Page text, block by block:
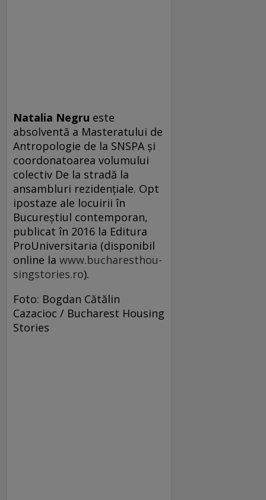
Natalia Negru este
absolventă a Masteratului de
Antropologie de la SNSPA şi
coordonatoarea volumului
colectiv De la stradă la
ansambluri rezidențiale. Opt
ipostaze ale locuirii în
Bucureștiul contemporan,
publicat în 2016 la Editura
ProUniversitaria (disponibil
online la www.bucharesthou­
singstories.ro).
Foto: Bogdan Cătălin
Cazacioc / Bucharest Housing
Stories